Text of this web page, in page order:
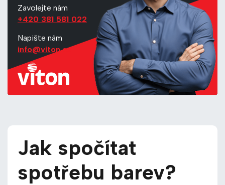
Zavolejte nám
+420 381 581 022
Napište nám
info@viton.cz
Jak spočítat
spotřebu barev?